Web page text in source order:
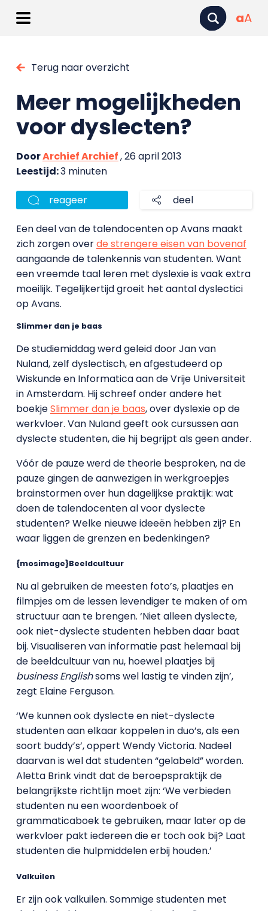
aA
Terug naar overzicht
Meer mogelijkheden
voor dyslecten?
DoorArchief Archief, 26 april 2013
Leestijd:3 minuten
reageer deel
Een deel van de talendocenten op Avans maakt
zich zorgen overde strengere eisen van bovenaf
aangaande de talenkennis van studenten. Want
een vreemde taal leren met dyslexie is vaak extra
moeilijk. Tegelijkertijd groeit het aantal dyslectici
op Avans.
Slimmer dan je baas
De studiemiddag werd geleid door Jan van
Nuland, zelf dyslectisch, en afgestudeerd op
Wiskunde en Informatica aan de Vrije Universiteit
in Amsterdam. Hij schreef onder andere het
boekjeSlimmer dan je baas, over dyslexie op de
werkvloer. Van Nuland geeft ook cursussen aan
dyslecte studenten, die hij begrijpt als geen ander.
Vóór de pauze werd de theorie besproken, na de
pauze gingen de aanwezigen in werkgroepjes
brainstormen over hun dagelijkse praktijk: wat
doen de talendocenten al voor dyslecte
studenten? Welke nieuwe ideeën hebben zij? En
waar liggen de grenzen en bedenkingen?
{mosimage}Beeldcultuur
Nu al gebruiken de meesten foto’s, plaatjes en
filmpjes om de lessen levendiger te maken of om
structuur aan te brengen. ‘Niet alleen dyslecte,
ook niet-dyslecte studenten hebben daar baat
bij. Visualiseren van informatie past helemaal bij
de beeldcultuur van nu, hoewel plaatjes bij
business Englishsoms wel lastig te vinden zijn’,
zegt Elaine Ferguson.
‘We kunnen ook dyslecte en niet-dyslecte
studenten aan elkaar koppelen in duo’s, als een
soort buddy’s’, oppert Wendy Victoria. Nadeel
daarvan is wel dat studenten “gelabeld” worden.
Aletta Brink vindt dat de beroepspraktijk de
belangrijkste richtlijn moet zijn: ‘We verbieden
studenten nu een woordenboek of
grammaticaboek te gebruiken, maar later op de
werkvloer pakt iedereen die er toch ook bij? Laat
studenten die hulpmiddelen erbij houden.’
Valkuilen
Er zijn ook valkuilen. Sommige studenten met